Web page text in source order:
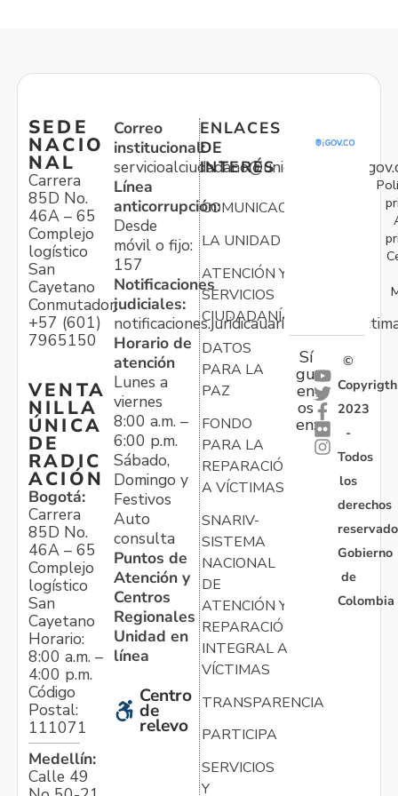
SEDE
NACIO
NAL
Carrera
85D No.
46A – 65
Complejo
logístico
San
Cayetano
Conmutador:
+57 (601)
7965150
VENTA
NILLA
ÚNICA
DE
RADIC
ACIÓN
Bogotá:
Carrera
85D No.
46A – 65
Complejo
logístico
San
Cayetano
Horario:
8:00 a.m. –
4:00 p.m.
Código
Postal:
111071
Medellín:
Calle 49
Correo
institucional:
Línea
anticorrupción:
Desde
móvil o fijo:
157
Notificaciones
judiciales:
Horario de
atención
Lunes a
viernes
8:00 a.m. –
6:00 p.m.
Sábado,
Domingo y
Festivos
Auto
consulta
Puntos de
Atención y
Centros
Regionales
Unidad en
línea
Centro
de
relevo
ENLACES
DE
INTERÉS
COMUNICACIONES
LA UNIDAD
ATENCIÓN Y
SERVICIOS
CIUDADANÍA
DATOS
PARA LA
PAZ
FONDO
PARA LA
REPARACIÓN
A VÍCTIMAS
SNARIV-
SISTEMA
NACIONAL
DE
ATENCIÓN Y
REPARACIÓN
INTEGRAL A
VÍCTIMAS
TRANSPARENCIA
PARTICIPA
SERVICIOS
Y
Sí
gu
en
os
en:
©
Copyrigth
2023
-
Todos
los
derechos
Gobierno
de
Colombia